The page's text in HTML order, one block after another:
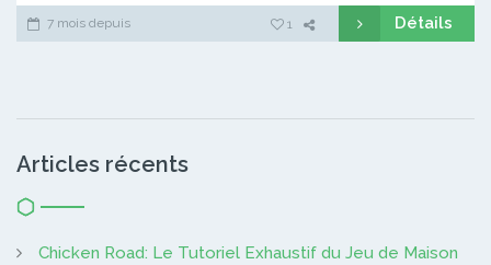
7 mois depuis 1 Détails
Articles récents
Chicken Road: Le Tutoriel Exhaustif du Jeu de Maison